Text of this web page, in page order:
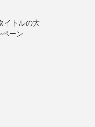
イトルの大
ペーン